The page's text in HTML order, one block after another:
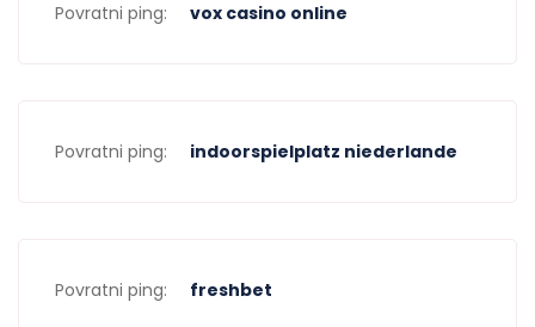
Povratni ping: vox casino online
Povratni ping: indoorspielplatz niederlande
Povratni ping: freshbet